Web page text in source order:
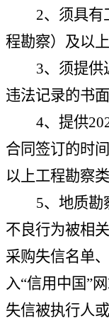
2、须具有
程勘察）及以上
3、须提供
违法记录的书面
4、提供
合同签订的时
以上工程勘察类
5、地质勘
不良行为被相
采购失信名单
入“信用中国”
失信被执行人